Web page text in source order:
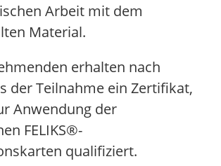
Arbeit mit dem
Material.
erhalten nach
der Teilnahme ein Zertifikat,
Anwendung der
FELIKS®-
qualifiziert.